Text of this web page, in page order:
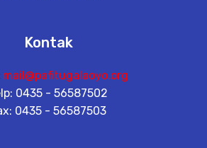
Kontak
mail@pafitugalaoyo.org
0435 - 56587502
0435 - 56587503